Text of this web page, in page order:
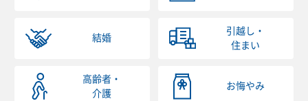
結婚
引越し・
住まい
高齢者・
介護
お悔やみ